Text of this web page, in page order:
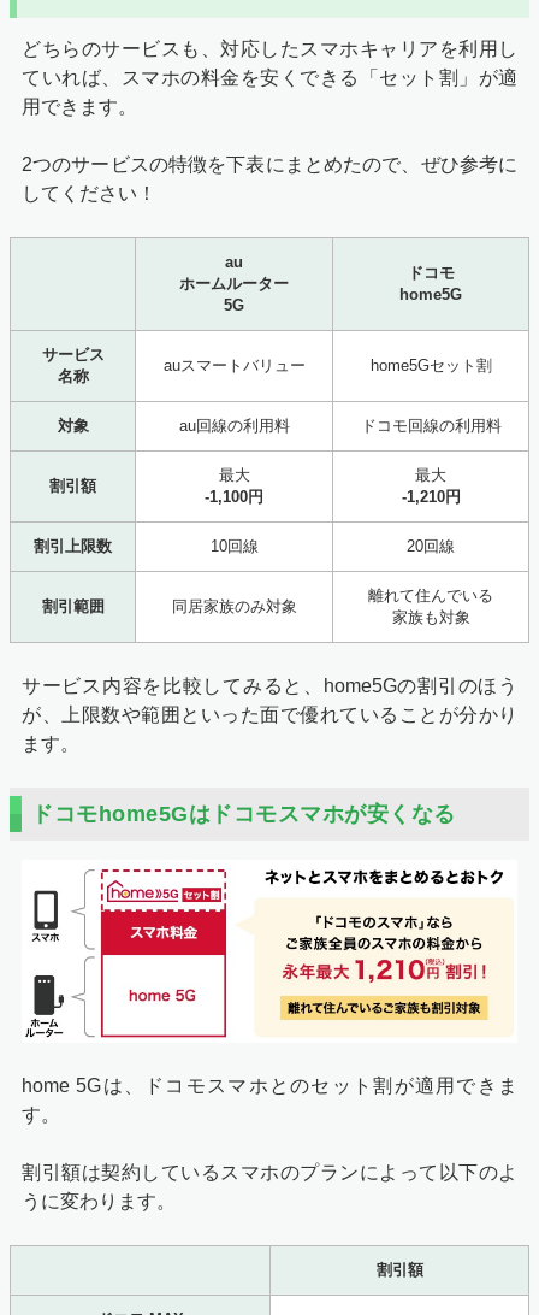
どちらのサービスも、対応したスマホキャリアを利用し
ていれば、スマホの料金を安くできる「セット割」が適
用できます。
2つのサービスの特徴を下表にまとめたので、ぜひ参考に
してください！
au
ホームルーター
5G
ドコモ
home5G
サービス
名称
auスマートバリュー home5Gセット割
対象 au回線の利用料 ドコモ回線の利用料
割引額
最大
-1,100円
最大
-1,210円
割引上限数 10回線 20回線
割引範囲 同居家族のみ対象
離れて住んでいる
家族も対象
サービス内容を比較してみると、home5Gの割引のほう
が、上限数や範囲といった面で優れていることが分かり
ます。
ドコモhome5Gはドコモスマホが安くなる
home 5Gは、ドコモスマホとのセット割が適用できま
す。
割引額は契約しているスマホのプランによって以下のよ
うに変わります。
割引額